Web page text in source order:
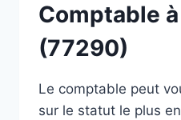
Comptable
(77290)
Le comptable peut
sur le statut le plus